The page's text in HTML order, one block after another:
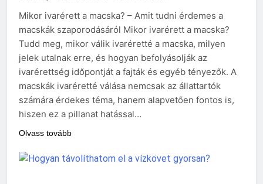
Mikor ivarérett a macska? – Amit tudni érdemes a
macskák szaporodásáról Mikor ivarérett a macska?
Tudd meg, mikor válik ivaréretté a macska, milyen
jelek utalnak erre, és hogyan befolyásolják az
ivarérettség időpontját a fajták és egyéb tényezők. A
macskák ivaréretté válása nemcsak az állattartók
számára érdekes téma, hanem alapvetően fontos is,
hiszen ez a pillanat hatással…
Olvass tovább